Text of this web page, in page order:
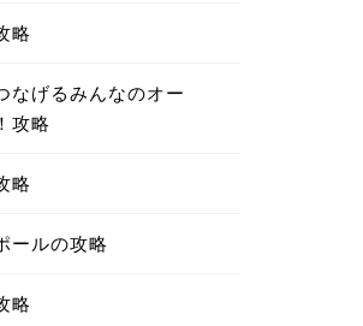
略
なげるみんなのオー
攻略
略
ールの攻略
略